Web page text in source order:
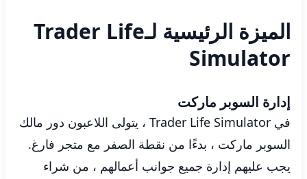
الميزة الرئيسية لـTrader Life
Simulator
إدارة السوبر ماركت
في Trader Life Simulator ، يتولى اللاعبون دور مالك
السوبر ماركت ، بدءًا من نقطة الصفر مع متجر فارغ.
يجب عليهم إدارة جميع جوانب أعمالهم ، من شراء